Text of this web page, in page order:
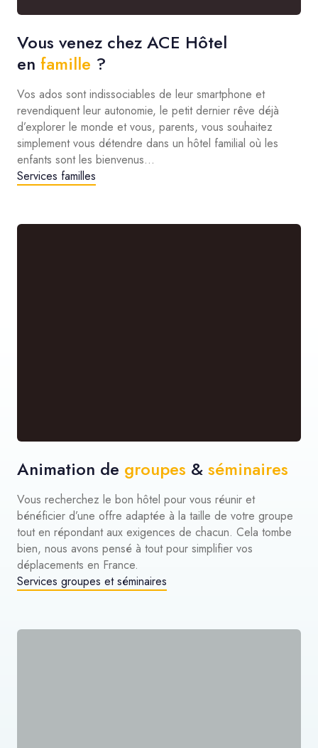
Vous venez chez ACE Hôtel
en famille ?
Vos ados sont indissociables de leur smartphone et
revendiquent leur autonomie, le petit dernier rêve déjà
d’explorer le monde et vous, parents, vous souhaitez
simplement vous détendre dans un hôtel familial où les
enfants sont les bienvenus…
Services familles
Animation de groupes & séminaires
Vous recherchez le bon hôtel pour vous réunir et
bénéficier d’une offre adaptée à la taille de votre groupe
tout en répondant aux exigences de chacun. Cela tombe
bien, nous avons pensé à tout pour simplifier vos
déplacements en France.
Services groupes et séminaires